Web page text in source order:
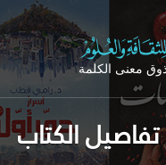
تفاصيل الكتاب